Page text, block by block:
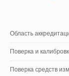
Область
Поверка и
Поверка средств